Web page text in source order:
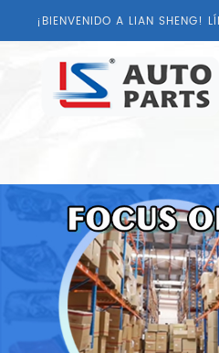
¡BIENVENIDO A LIAN SHENG!